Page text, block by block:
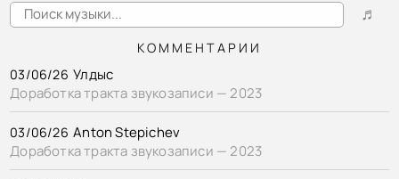
♬
КОММЕНТАРИИ
03/06/26 Улдыс
Доработка тракта звукозаписи — 2023
03/06/26 Anton Stepichev
Доработка тракта звукозаписи — 2023